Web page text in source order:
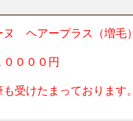
ヌ ヘアープラス（増毛）
００００円
受けたまっております。